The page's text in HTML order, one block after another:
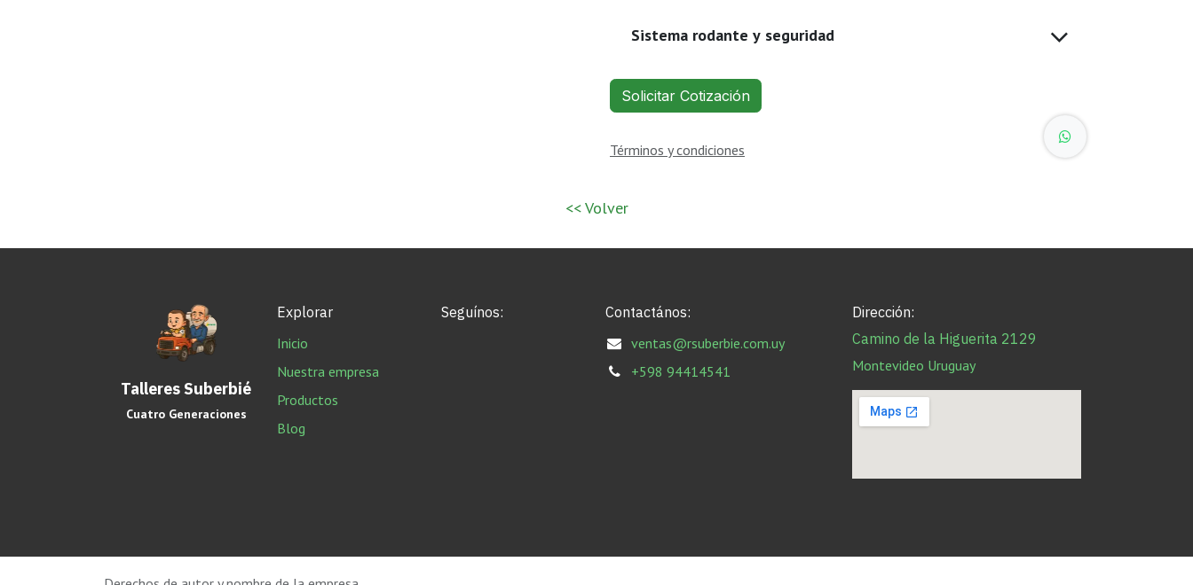
Sistema rodante y seguridad
Solicitar Cotización
Términos y condiciones
<< Volver
Talleres Suberbié
Cuatro Generaciones
Explorar
Inicio
Nuestra empresa
Productos
Blog
Contactános:
ventas@rsuberbie.com.uy
+598 94414541
Seguínos:
Dirección:
Camino de la Higuerita 2129
Montevideo Uruguay